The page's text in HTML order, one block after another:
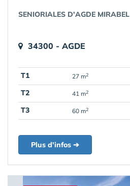
SENIORIALES D'AGDE MIRABEL
34300 - AGDE
T1 27 m2
T2
41 m2
T3
60 m2
Plus d'infos ➔